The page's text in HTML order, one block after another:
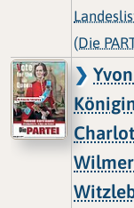
(Die